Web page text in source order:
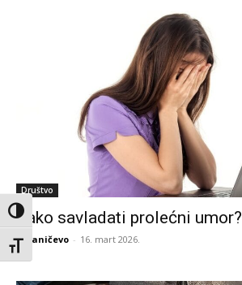
Toggle High Contrast
Toggle Font size
Društvo
Kako savladati prolećni umor?
eBraničevo - 16. mart 2026.